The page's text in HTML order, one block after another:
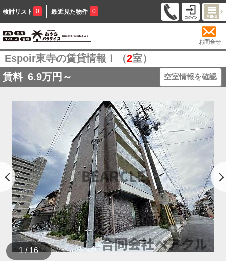
検討リスト 0 最近見た物件 0
お問合せ
Espoir東寺の賃貸情報！（2室）
賃料 6.9万円～ 空室情報を確認
1 / 16